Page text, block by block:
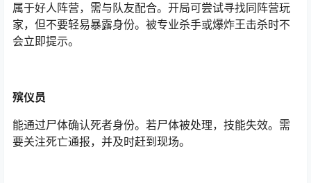
属于好人阵营，需与队友配合。开局可尝试寻找同阵营玩
家，但不要轻易暴露身份。被专业杀手或爆炸王击杀时不
会立即提示。
殡仪员
能通过尸体确认死者身份。若尸体被处理，技能失效。需
要关注死亡通报，并及时赶到现场。